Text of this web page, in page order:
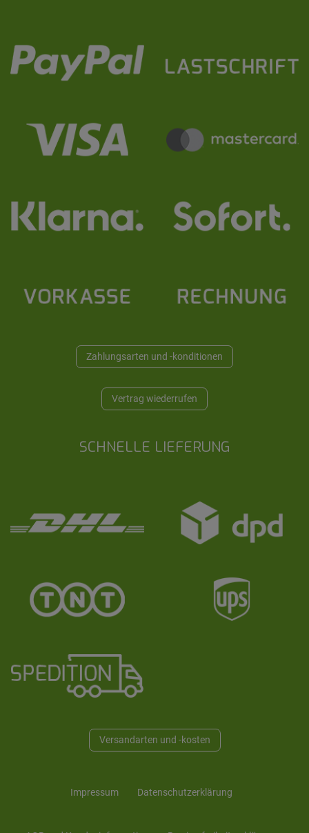
Zahlungsarten und -konditionen
Vertrag wiederrufen
SCHNELLE LIEFERUNG
Versandarten und -kosten
Impressum Daten­schutz­erklärung